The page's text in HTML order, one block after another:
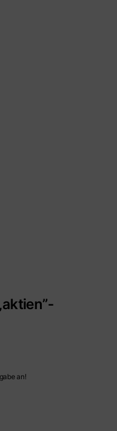
an!